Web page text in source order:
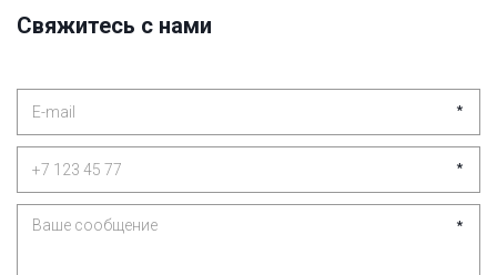
Свяжитесь с нами
*
*
*